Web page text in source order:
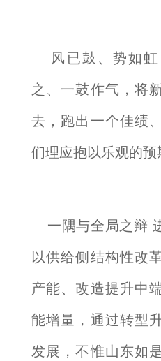
风已鼓、势如虹
之、一鼓作气，将
去，跑出一个佳绩
们理应抱以乐观的预
一隅与全局之辩
以供给侧结构性改
产能、改造提升中
能增量，通过转型
发展，不惟山东如